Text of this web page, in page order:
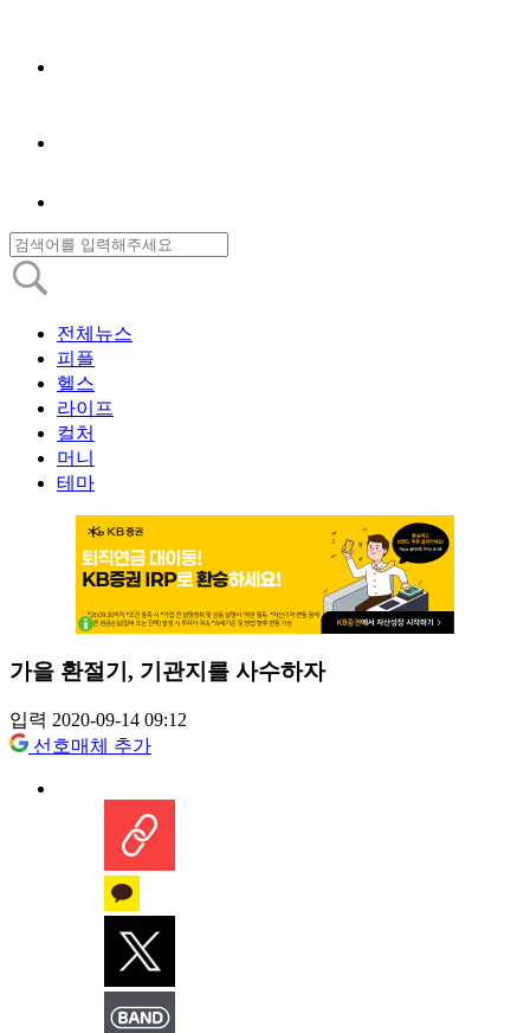
전체뉴스
피플
헬스
라이프
컬처
머니
테마
가을 환절기, 기관지를 사수하자
입력 2020-09-14 09:12
선호매체 추가